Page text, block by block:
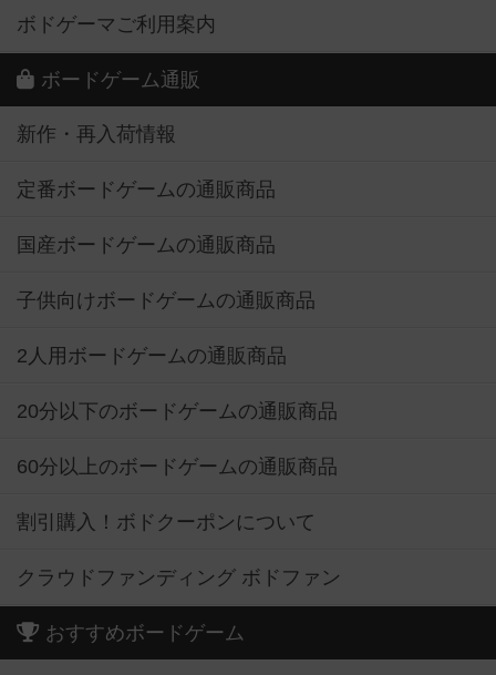
ボドゲーマご利用案内
ボードゲーム通販
新作・再入荷情報
定番ボードゲームの通販商品
国産ボードゲームの通販商品
子供向けボードゲームの通販商品
2人用ボードゲームの通販商品
20分以下のボードゲームの通販商品
60分以上のボードゲームの通販商品
割引購入！ボドクーポンについて
クラウドファンディング ボドファン
おすすめボードゲーム